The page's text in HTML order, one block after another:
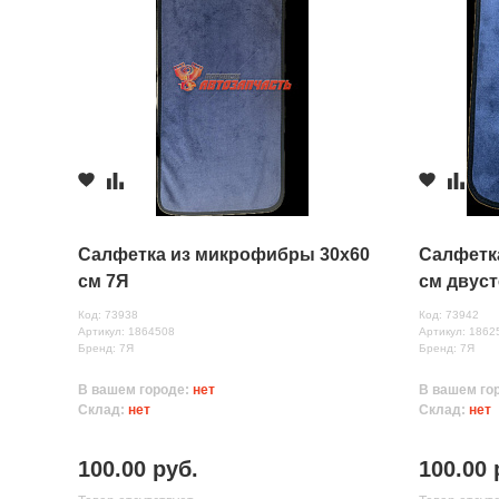
Салфетка из микрофибры 30х60
см 7Я
Код: 73938
Артикул: 1864508
Бренд: 7Я
В вашем городе: нет
Склад: нет
100.00 руб.
см
Код: 73942
Артикул:
Бренд: 7Я
В вашем
Склад:нет
100.00